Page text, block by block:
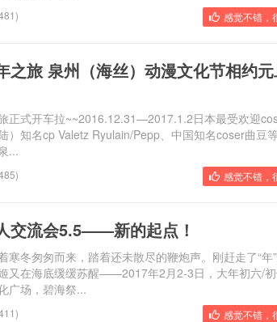
感觉不错，
之旅 泉州（海丝）动漫文化节相约
正式开车拉~~2016.12.31—2017.1.2日本最受欢迎
）知名cp Valetz Ryulain/Pepp、中国知名coser曲豆
...
感觉不错，
交流会5.5——新的起点！
寒冬匆匆而来，踏着还未散尽的鞭炮声。刚赶走了“年
又在海底缓缓苏醒——2017年2月2-3日，大年初六/
广场，碧海祭...
感觉不错，